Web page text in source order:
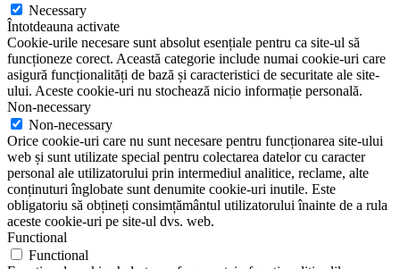
Necessary
Întotdeauna activate
Cookie-urile necesare sunt absolut esențiale pentru ca site-ul să
funcționeze corect. Această categorie include numai cookie-uri care
asigură funcționalități de bază și caracteristici de securitate ale site-
ului. Aceste cookie-uri nu stochează nicio informație personală.
Non-necessary
Non-necessary
Orice cookie-uri care nu sunt necesare pentru funcționarea site-ului
web și sunt utilizate special pentru colectarea datelor cu caracter
personal ale utilizatorului prin intermediul analitice, reclame, alte
conținuturi înglobate sunt denumite cookie-uri inutile. Este
obligatoriu să obțineți consimțământul utilizatorului înainte de a rula
aceste cookie-uri pe site-ul dvs. web.
Functional
Functional